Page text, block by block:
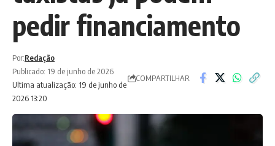
pedir financiamento
Ultima atualização: 19 de junho de
2026 13:20
Por:Redação
Publicado: 19 de junho de 2026
COMPARTILHAR